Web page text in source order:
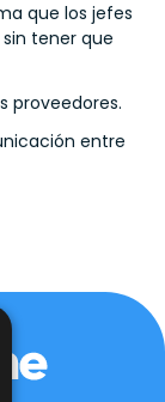
que los jefes
tener que
proveedores.
entre